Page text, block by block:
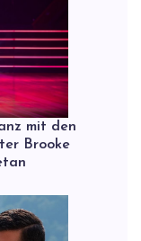
mit den
Brooke